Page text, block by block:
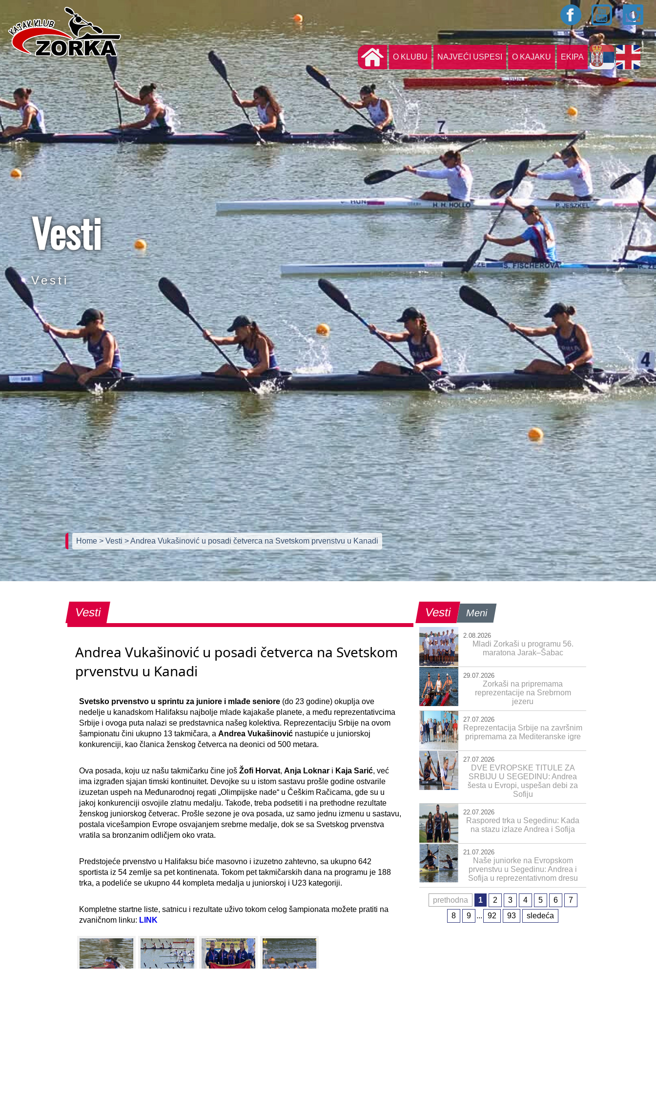
O KLUBU NAJVEĆI USPESI O KAJAKU EKIPA
Vesti
Vesti
Home> Vesti> Andrea Vukašinović u posadi četverca na Svetskom prvenstvu u Kanadi
Vesti
Andrea Vukašinović u posadi četverca na Svetskom
prvenstvu u Kanadi
Svetsko prvenstvo u sprintu za juniore i mlađe seniore (do 23 godine) okuplja ove
nedelje u kanadskom Halifaksu najbolje mlade kajakaše planete, a među reprezentativcima
Srbije i ovoga puta nalazi se predstavnica našeg kolektiva. Reprezentaciju Srbije na ovom
šampionatu čini ukupno 13 takmičara, aAndrea Vukašinović nastupiće u juniorskoj
konkurenciji, kao članica ženskog četverca na deonici od 500 metara.
Ova posada, koju uz našu takmičarku čine jošŽofi Horvat,Anja Loknar i Kaja Sarić, već
ima izgrađen sjajan timski kontinuitet. Devojke su u istom sastavu prošle godine ostvarile
izuzetan uspeh na Međunarodnoj regati „Olimpijske nade“ u Češkim Račicama, gde su u
jakoj konkurenciji osvojile zlatnu medalju. Takođe, treba podsetiti i na prethodne rezultate
ženskog juniorskog četverac. Prošle sezone je ova posada, uz samo jednu izmenu u sastavu,
postala vicešampion Evrope osvajanjem srebrne medalje, dok se sa Svetskog prvenstva
vratila sa bronzanim odličjem oko vrata.
Predstojeće prvenstvo u Halifaksu biće masovno i izuzetno zahtevno, sa ukupno 642
sportista iz 54 zemlje sa pet kontinenata. Tokom pet takmičarskih dana na programu je 188
trka, a podeliće se ukupno 44 kompleta medalja u juniorskoj i U23 kategoriji.
Kompletne startne liste, satnicu i rezultate uživo tokom celog šampionata možete pratiti na
zvaničnom linku: LINK
Vesti Meni
2.08.2026
Mladi Zorkaši u programu 56.
maratona Jarak–Šabac
29.07.2026
Zorkaši na pripremama
reprezentacije na Srebrnom
jezeru
27.07.2026
Reprezentacija Srbije na završnim
pripremama za Mediteranske igre
27.07.2026
DVE EVROPSKE TITULE ZA
SRBIJU U SEGEDINU: Andrea
šesta u Evropi, uspešan debi za
Sofiju
22.07.2026
Raspored trka u Segedinu: Kada
na stazu izlaze Andrea i Sofija
21.07.2026
Naše juniorke na Evropskom
prvenstvu u Segedinu: Andrea i
Sofija u reprezentativnom dresu
prethodna 1 2 3 4 5 6
7
8
9 ... 92 93 sledeća